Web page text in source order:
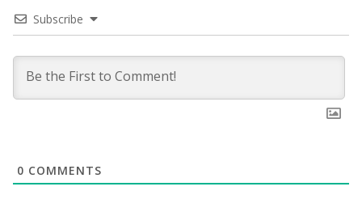
Subscribe
0 COMMENTS